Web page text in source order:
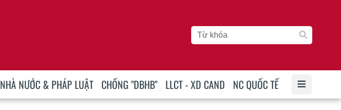
NHÀ NƯỚC & PHÁP LUẬT CHỐNG "DBHB" LLCT - XD CAND NC QUỐC TẾ